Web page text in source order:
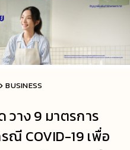
BUSINESS
วาง 9 มาตรการ
ณี COVID-19 เพื่อ